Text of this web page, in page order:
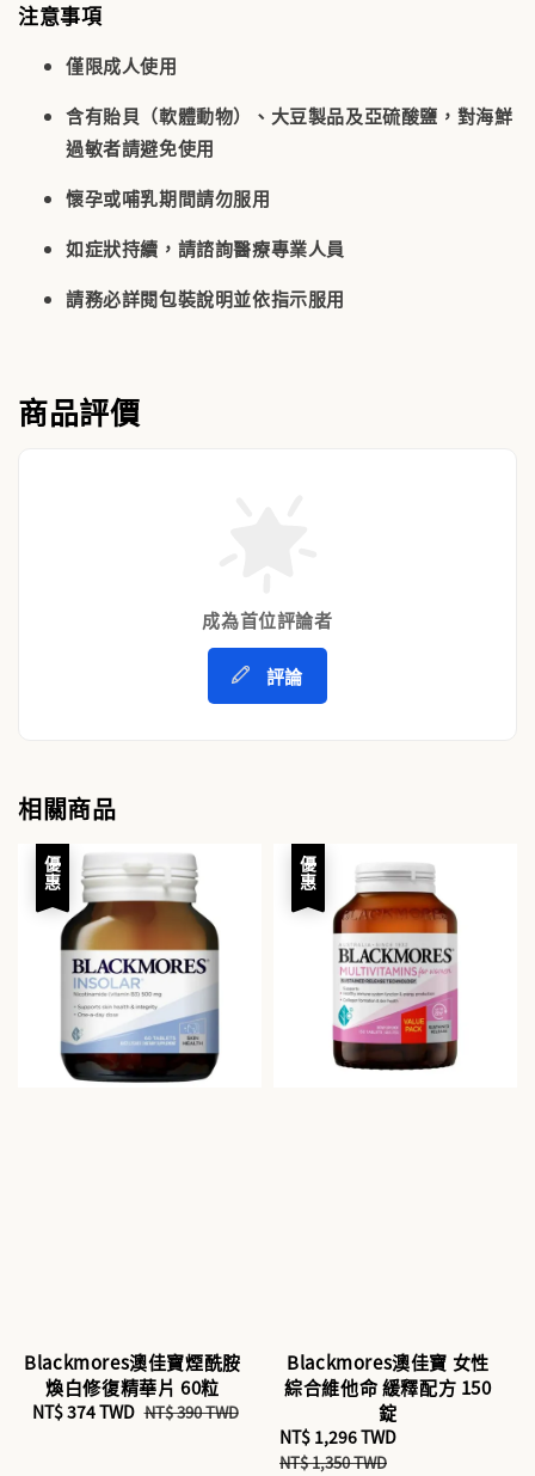
注意事項
僅限成人使用
含有貽貝（軟體動物）、大豆製品及亞硫酸鹽，對海鮮
過敏者請避免使用
懷孕或哺乳期間請勿服用
如症狀持續，請諮詢醫療專業人員
請務必詳閱包裝說明並依指示服用
商品評價
成為首位評論者
評論
相關商品
優惠
Blackmores澳佳寶煙酰胺
煥白修復精華片 60粒
Sale
NT$ 374 TWD Regular
NT$ 390 TWD
優惠
Blackmores澳佳寶 女性
綜合維他命 緩釋配方 150
錠
Sale
price
NT$ 1,296 TWD
NT$ 1,350 TWD